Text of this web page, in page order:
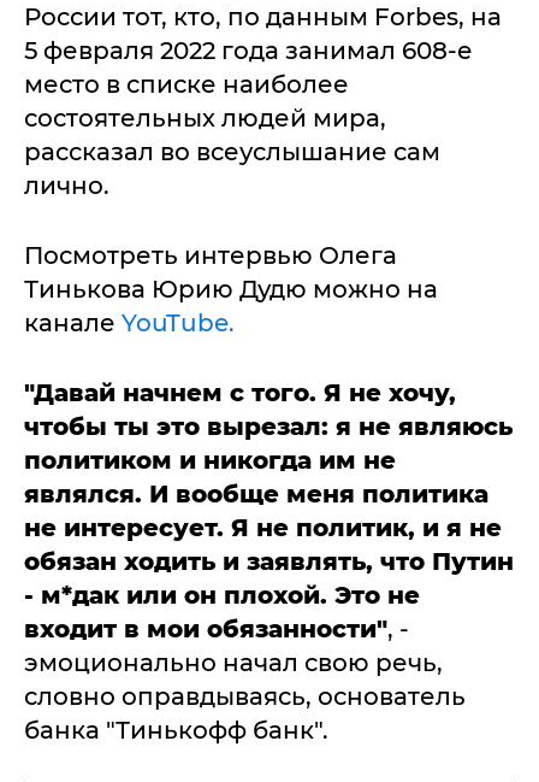
России тот, кто, по данным Forbes, на
5 февраля 2022 года занимал 608-е
место в списке наиболее
состоятельных людей мира,
рассказал во всеуслышание сам
лично.
Посмотреть интервью Олега
Тинькова Юрию Дудю можно на
канале YouTube.
"Давай начнем с того. Я не хочу,
чтобы ты это вырезал: я не являюсь
политиком и никогда им не
являлся. И вообще меня политика
не интересует. Я не политик, и я не
обязан ходить и заявлять, что Путин
- м*дак или он плохой. Это не
входит в мои обязанности", -
эмоционально начал свою речь,
словно оправдываясь, основатель
банка "Тинькофф банк".